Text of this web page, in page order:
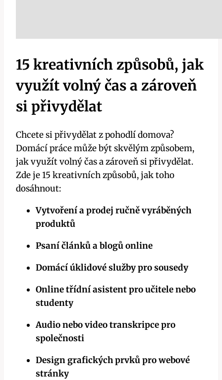
15 kreativních způsobů, jak
využít volný čas a zároveň
si přivydělat
Chcete si přivydělat z pohodlí domova?
Domácí práce může být skvělým způsobem,
jak využít volný čas a zároveň si přivydělat.
Zde je 15 kreativních způsobů, jak toho
dosáhnout:
Vytvoření a prodej ručně vyráběných
produktů
Psaní článků a blogů online
Domácí úklidové služby pro sousedy
Online třídní asistent pro učitele nebo
studenty
Audio nebo video transkripce pro
společnosti
Design grafických prvků pro webové
stránky